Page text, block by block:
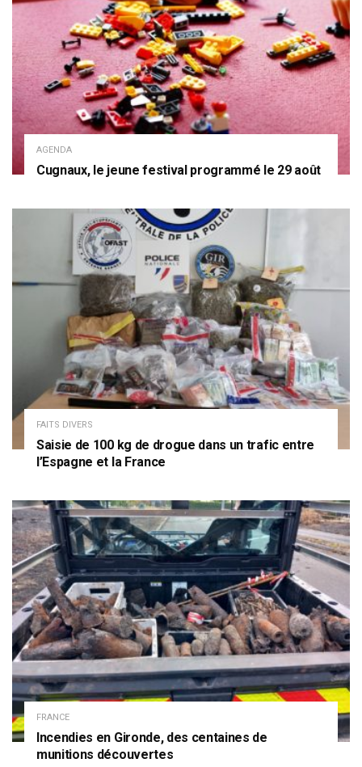
AGENDA
Cugnaux, le jeune festival programmé le 29 août
FAITS DIVERS
Saisie de 100 kg de drogue dans un trafic entre
l’Espagne et la France
FRANCE
Incendies en Gironde, des centaines de
munitions découvertes